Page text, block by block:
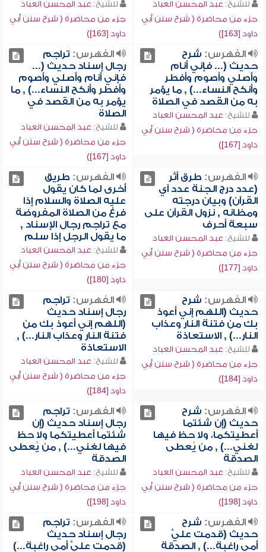
للشيخ: عبد المحسن العباد
جزء من محاضرة ( شرح سنن أبي
داود [163])
للشيخ: عبد المحسن العباد
جزء من محاضرة ( شرح سنن أبي
داود [163])
الفهرس: شرح
حديث (... فإني أنام
وأصلي وأصوم وأفطر
وأنكح النساء...) , ما يؤمر
به من القصد في الصلاة
للشيخ: عبد المحسن العباد
جزء من محاضرة ( شرح سنن أبي
داود [167])
الفهرس: تراجم
رجال إسناد حديث (...
فإني أنام وأصلي وأصوم
وأفطر وأنكح النساء...) , ما
يؤمر به من القصد في
الصلاة
للشيخ: عبد المحسن العباد
جزء من محاضرة ( شرح سنن أبي
داود [167])
الفهرس: طرق أثر
(عدد درج الجنة عدد آي
القرآن) وبيان درجته
ومظانه , نزول القرآن على
سبعة أحرف
للشيخ: عبد المحسن العباد
جزء من محاضرة ( شرح سنن أبي
داود [177])
الفهرس: طريق
أخرى لما كان يقول
عليه الصلاة والسلام إذا
فرغ من الصلاة المفروضة
مع تراجم رجال الإسناد ,
ما يقول الرجل إذا سلم
للشيخ: عبد المحسن العباد
جزء من محاضرة ( شرح سنن أبي
داود [180])
الفهرس: شرح
حديث (اللهم إني أعوذ
بك من فتنة النار وعذاب
النار...) , الاستعاذة
للشيخ: عبد المحسن العباد
جزء من محاضرة ( شرح سنن أبي
داود [184])
الفهرس: تراجم
رجال إسناد حديث
(اللهم إني أعوذ بك من
فتنة النار وعذاب النار...) ,
الاستعاذة
للشيخ: عبد المحسن العباد
جزء من محاضرة ( شرح سنن أبي
داود [184])
الفهرس: شرح
حديث (إن شئتما
أعطيتكما، ولا حظ فيها
لغني...) , من يُعطى
الصدقة
للشيخ: عبد المحسن العباد
جزء من محاضرة ( شرح سنن أبي
داود [198])
الفهرس: تراجم
رجال إسناد حديث (إن
شئتما أعطيتكما ولا حظ
فيها لغني...) , من يُعطى
الصدقة
للشيخ: عبد المحسن العباد
جزء من محاضرة ( شرح سنن أبي
داود [198])
الفهرس: شرح
حديث (قدمت عليَّ
أمي راغبة...) , الصدقة
الفهرس: تراجم
رجال إسناد حديث
(قدمت عليَّ أمي راغبة...)